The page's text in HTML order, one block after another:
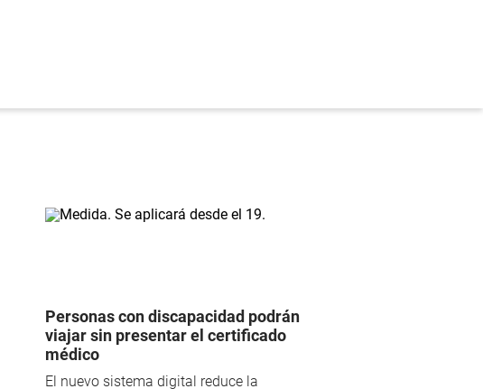
Personas con discapacidad podrán
viajar sin presentar el certificado
médico
El nuevo sistema digital reduce la